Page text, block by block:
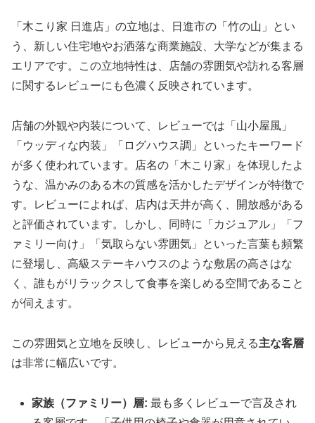
「木こり家 日進店」の立地は、日進市の「竹の山」とい
う、新しい住宅地やお洒落な商業施設、大学などが集まる
エリアです。この立地特性は、店舗の雰囲気や訪れる客層
に関するレビューにも色濃く反映されています。
店舗の外観や内装について、レビューでは「山小屋風」
「ウッディな内装」「ログハウス調」といったキーワード
が多く使われています。店名の「木こり家」を体現したよ
うな、温かみのある木の質感を活かしたデザインが特徴で
す。レビューによれば、店内は天井が高く、開放感がある
と評価されています。しかし、同時に「カジュアル」「フ
ァミリー向け」「気取らない雰囲気」といった言葉も頻繁
に登場し、高級ステーキハウスのような敷居の高さはな
く、誰もがリラックスして食事を楽しめる空間であること
が伺えます。
この雰囲気と立地を反映し、レビューから見える主な客層
は非常に幅広いです。
家族（ファミリー）層: 最も多くレビューで言及され